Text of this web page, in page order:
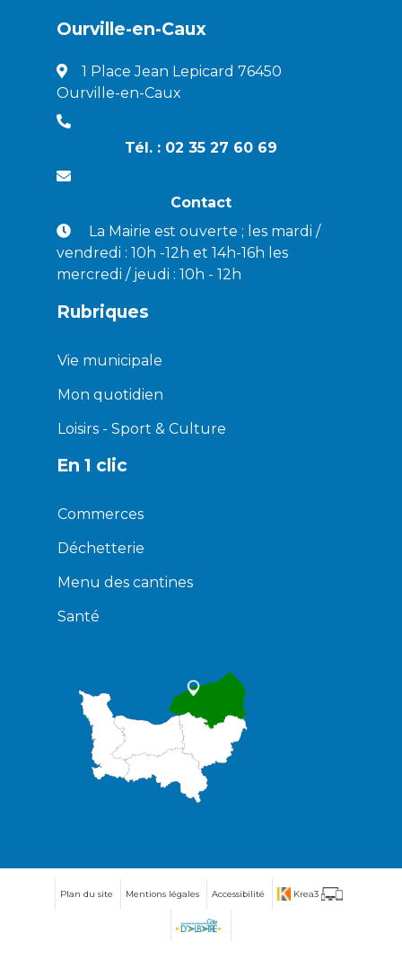
Ourville-en-Caux
1 Place Jean Lepicard 76450
Ourville-en-Caux
Tél. : 02 35 27 60 69
Contact
La Mairie est ouverte ; les mardi /
vendredi : 10h -12h et 14h-16h les
mercredi / jeudi : 10h - 12h
Rubriques
Vie municipale
Mon quotidien
Loisirs - Sport & Culture
En 1 clic
Commerces
Déchetterie
Menu des cantines
Santé
Plan du site Mentions légales Accessibilité Krea3